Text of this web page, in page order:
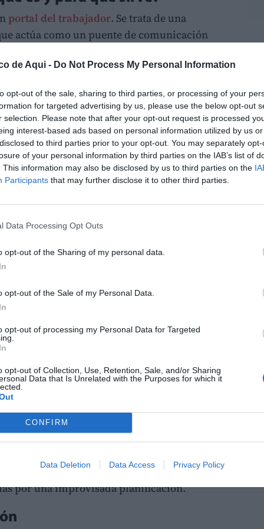
de Aqui - Do Not Process My Personal Information
opt-out of the sale, sharing to third parties, or processing of your
for targeted advertising by us, please use the below opt-out
selection. Please note that after your opt-out request is processed
interest-based ads based on personal information utilized by us
to third parties prior to your opt-out. You may separately
of your personal information by third parties on the IAB’s list of
This information may also be disclosed by us to third parties on the
Participants that may further disclose it to other third parties.
Data Processing Opt Outs
opt-out of the Sharing of my personal data.
opt-out of the Sale of my Personal Data.
opt-out of processing my Personal Data for Targeted
opt-out of Collection, Use, Retention, Sale, and/or Sharing
Data that Is Unrelated with the Purposes for which it
CONFIRM
Data Deletion Data Access Privacy Policy
portal del trabajador. Se trata de una
actúa como un puente de comunicación
de un espacio privado donde cada
autónoma sus necesidades cotidianas sin
de Recursos Humanos o
acceder a sus nóminas, descargar
días de vacaciones o permisos y consultar
Aunque el impacto directo de esta
de la información, ya que el trabajador deja
respuestas y pasa a tener el control total
considerablemente los tiempos de
en la confianza mutua.
turnos
y optimización de los horarios
que, en sectores como el comercio, la
coordinar cuadrantes fijos, rotativos o
llegar a ser una pesadilla logística
diseñar plantillas de horarios, prever
cuadrantes de forma masiva. Asimismo,
para alertar sobre solapamientos,
falta de personal cualificado para cubrir
es claro: garantiza la equidad en
de la normativa laboral vigente,
por una improvisada planificación.